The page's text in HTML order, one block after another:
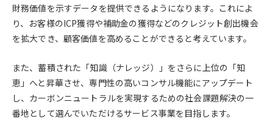
財務価値を示すデータを提供できるようになります。これによ
り、お客様のICP獲得や補助金の獲得などのクレジット創出機会
を拡大でき、顧客価値を高めることができると考えています。
また、蓄積された「知識（ナレッジ）」をさらに上位の「知
恵」へと昇華させ、専門性の高いコンサル機能にアップデート
し、カーボンニュートラルを実現するための社会課題解決の一
番地として選んでいただけるサービス事業を目指します。